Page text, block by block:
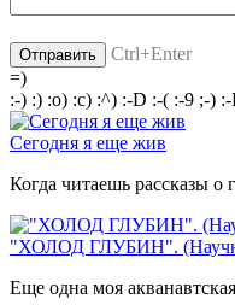
Ctrl+Enter
=)
:-) :) :o) :c) :^) :-D :-( :-9 ;-) :-
Сегодня я еще жив
Когда читаешь рассказы о
"ХОЛОД ГЛУБИН". (Научно
Еще одна моя